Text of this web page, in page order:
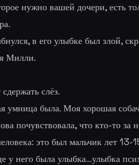
нужно вашей дочери, есть
в его улыбке был злой,
Милли.
слёз.
умница была. Моя хорошая
почувствовала, что кто-то за
это был мальчик лет
него была улыбка...улыбка